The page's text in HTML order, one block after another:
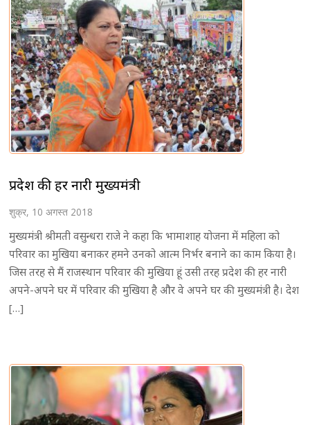
प्रदेश की हर नारी मुख्यमंत्री
शुक्र, 10 अगस्त 2018
मुख्यमंत्री श्रीमती वसुन्धरा राजे ने कहा कि भामाशाह योजना में महिला को
परिवार का मुखिया बनाकर हमने उनको आत्म निर्भर बनाने का काम किया है।
जिस तरह से मैं राजस्थान परिवार की मुखिया हूं उसी तरह प्रदेश की हर नारी
अपने-अपने घर में परिवार की मुखिया है और वे अपने घर की मुख्यमंत्री है। देश
[…]